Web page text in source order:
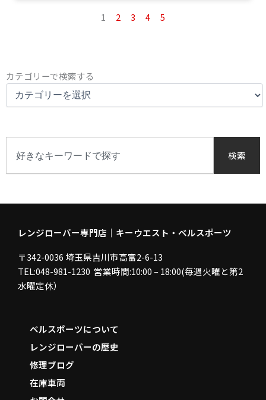
1 2 3 4 5
カテゴリーで検索する
カ
テ
リ
で
検索
レンジローバー専門店｜キーウエスト・ベルスポーツ
〒342-0036 埼玉県吉川市高富2-6-13
TEL:048-981-1230 営業時間:10:00 – 18:00(毎週火曜と第2
水曜定休）
ベルスポーツについて
レンジローバーの歴史
修理ブログ
在庫車両